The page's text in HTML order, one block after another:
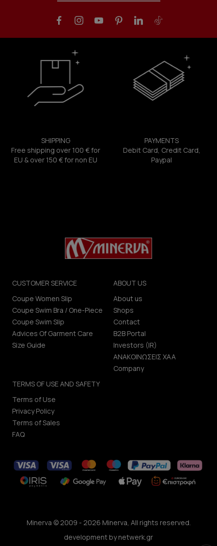
SHIPPING
Free shipping over 100 € for
EU & over 150 € for non EU
PAYMENTS
Debit Card, Credit Card,
Paypal
CUSTOMER SERVICE
Coupe Women Slip
Coupe Swim Bra / One-Piece
Coupe Swim Slip
Advices Of Garment Care
Size Guide
ABOUT US
About us
Shops
Contact
B2B Portal
Investors (IR)
ΑΝΑΚΟΙΝΩΣΕΙΣ ΧΑΑ
Company
TERMS OF USE AND SAFETY
Terms of Use
Privacy Policy
Terms of Sales
FAQ
Minerva © 2009 - 2026 Minerva, All rights reserved.
development bynetwerk.gr